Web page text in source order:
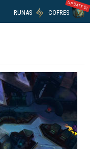
RUNAS COFRES
UPDATED!